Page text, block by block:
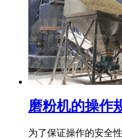
磨粉机的操作
为了保证操作的安全